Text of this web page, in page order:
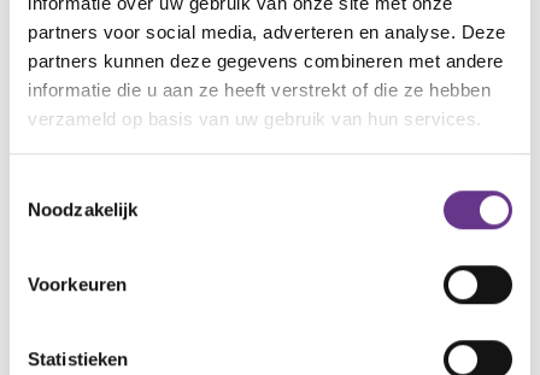
partners voor social media, adverteren en analyse. Deze
partners kunnen deze gegevens combineren met andere
informatie die u aan ze heeft verstrekt of die ze hebben
verzameld op basis van uw gebruik van hun services.
Noodzakelijk
Voorkeuren
Statistieken
Meer informatie over de Wereld van Anna Sophie
vind je hier .
Wat vind je van ditartikel?
Reacties